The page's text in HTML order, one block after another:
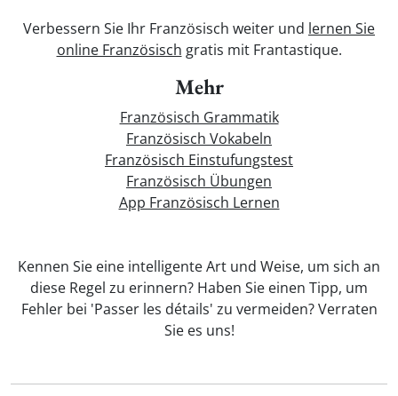
Verbessern Sie Ihr Französisch weiter und lernen Sie
online Französisch gratis mit Frantastique.
Mehr
Französisch Grammatik
Französisch Vokabeln
Französisch Einstufungstest
Französisch Übungen
App Französisch Lernen
Kennen Sie eine intelligente Art und Weise, um sich an
diese Regel zu erinnern? Haben Sie einen Tipp, um
Fehler bei 'Passer les détails' zu vermeiden? Verraten
Sie es uns!